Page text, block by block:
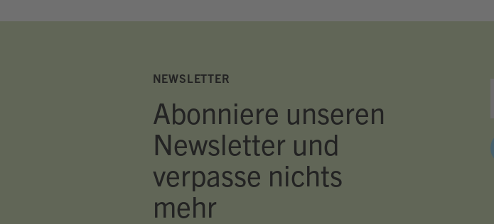
NEWSLETTER
Abonniere unseren
Newsletter und
verpasse nichts
mehr